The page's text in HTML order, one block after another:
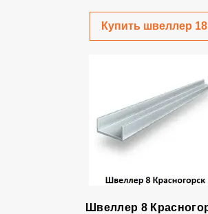
Купить швеллер 18
Швеллер 8